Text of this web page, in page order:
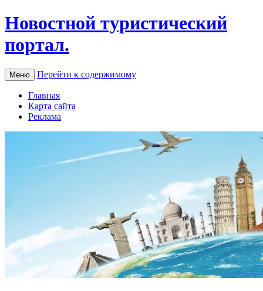
Новостной туристический
портал.
Меню Перейти к содержимому
Главная
Карта сайта
Реклама